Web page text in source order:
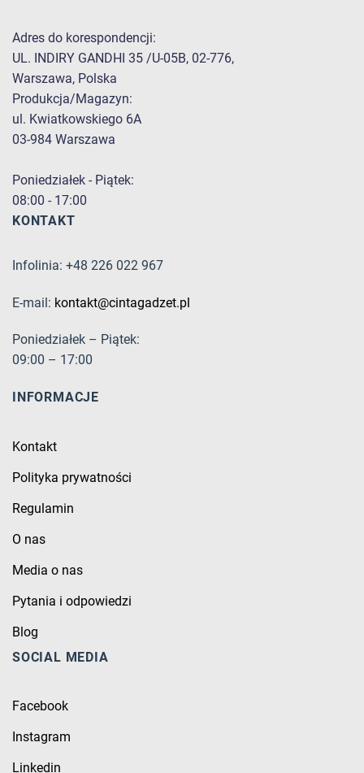
Adres do korespondencji:
UL. INDIRY GANDHI 35 /U-05B, 02-776,
Warszawa, Polska
Produkcja/Magazyn:
ul. Kwiatkowskiego 6A
03-984 Warszawa
Poniedziałek - Piątek:
08:00 - 17:00
KONTAKT
Infolinia: +48 226 022 967
E-mail: kontakt@cintagadzet.pl
Poniedziałek – Piątek:
09:00 – 17:00
INFORMACJE
Kontakt
Polityka prywatności
Regulamin
O nas
Media o nas
Pytania i odpowiedzi
Blog
SOCIAL MEDIA
Facebook
Instagram
Linkedin